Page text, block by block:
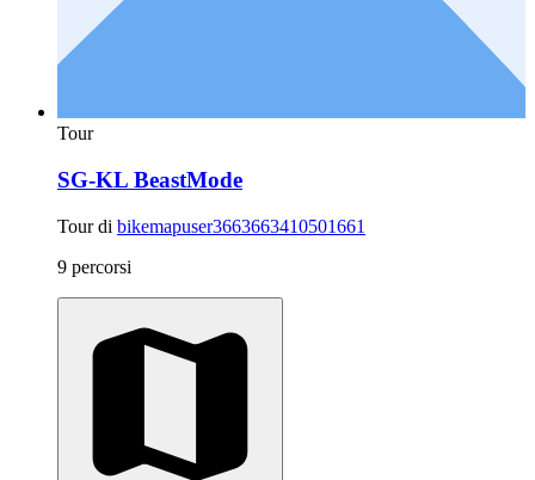
Tour
SG-KL BeastMode
Tour di bikemapuser3663663410501661
9 percorsi